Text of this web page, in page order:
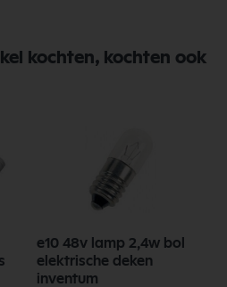
kochten, kochten ook
e10 48v lamp 2,4w bol
elektrische deken
inventum